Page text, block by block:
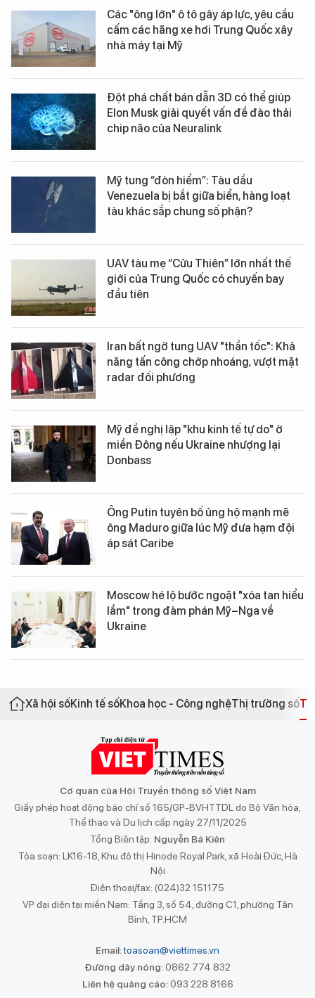
Các "ông lớn" ô tô gây áp lực, yêu cầu
cấm các hãng xe hơi Trung Quốc xây
nhà máy tại Mỹ
Đột phá chất bán dẫn 3D có thể giúp
Elon Musk giải quyết vấn đề đào thải
chip não của Neuralink
Mỹ tung “đòn hiểm”: Tàu dầu
Venezuela bị bắt giữa biển, hàng loạt
tàu khác sắp chung số phận?
UAV tàu mẹ “Cửu Thiên” lớn nhất thế
giới của Trung Quốc có chuyến bay
đầu tiên
Iran bất ngờ tung UAV "thần tốc": Khả
năng tấn công chớp nhoáng, vượt mặt
radar đối phương
Mỹ đề nghị lập "khu kinh tế tự do" ở
miền Đông nếu Ukraine nhượng lại
Donbass
Ông Putin tuyên bố ủng hộ mạnh mẽ
ông Maduro giữa lúc Mỹ đưa hạm đội
áp sát Caribe
Moscow hé lộ bước ngoặt "xóa tan hiểu
lầm" trong đàm phán Mỹ–Nga về
Ukraine
Xã hội sốKinh tế sốKhoa học - Công nghệThị trường số
Cơ quan của Hội Truyền thông số Việt Nam
Giấy phép hoạt động báo chí số 165/GP-BVHTTDL do Bộ Văn hóa,
Thể thao và Du lịch cấp ngày 27/11/2025
Tổng Biên tập: Nguyễn Bá Kiên
Tòa soạn: LK16-18, Khu đô thị Hinode Royal Park, xã Hoài Đức, Hà
Nội
Điện thoại/fax: (024)32 151175
VP đại diện tại miền Nam: Tầng 3, số 54, đường C1, phường Tân
Bình, TP.HCM
Email:toasoan@viettimes.vn
Đường dây nóng: 0862 774 832
Liên hệ quảng cáo:093 228 8166